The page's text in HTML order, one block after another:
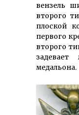
вензель
второго
плоской
первого
второго
медальона.